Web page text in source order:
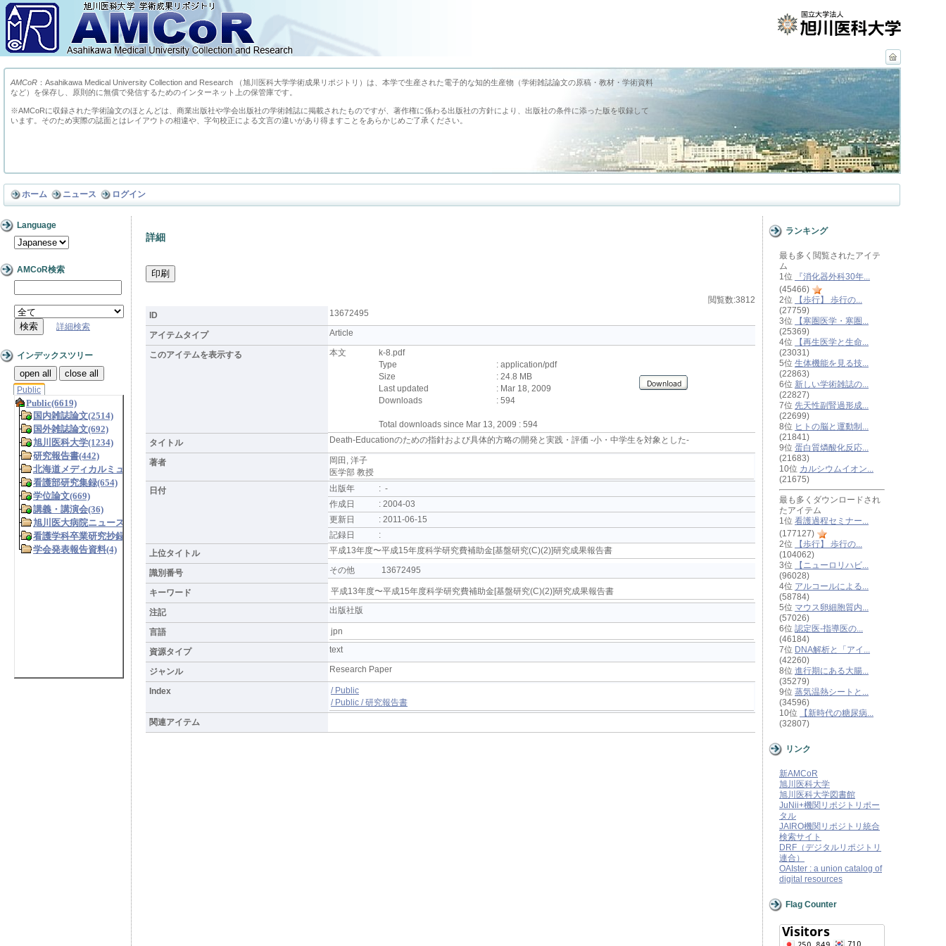
AMCoR ：Asahikawa Medical University Collection and Research （旭川医科大学学術成果リポジトリ）は、本学で生産された電子的な知的生産物（学術雑誌論文の原稿・教材・学術資料
など）を保存し、原則的に無償で発信するためのインターネット上の保管庫です。
※AMCoRに収録された学術論文のほとんどは、商業出版社や学会出版社の学術雑誌に掲載されたものですが、著作権に係わる出版社の方針により、出版社の条件に添った版を収録して
います。そのため実際の誌面とはレイアウトの相違や、字句校正による文言の違いがあり得ますことをあらかじめご了承ください。
ホーム ニュース ログイン
Language
AMCoR検索
詳細検索
インデックスツリー
open all close all
Public
詳細
閲覧数:3812
ID
13672495
アイテムタイプ Article
このアイテムを表示する 本文
k-8.pdf
Type
: application/pdf
Size
: 24.8 MB
Last updated
: Mar 18, 2009
Downloads
: 594
Total downloads since Mar 13, 2009 : 594
タイトル
Death-Educationのための指針および具体的方略の開発と実践・評価 -小・中学生を対象とした-
著者
岡田, 洋子
医学部 教授
日付
出版年
: -
作成日
: 2004-03
更新日
: 2011-06-15
記録日
:
上位タイトル
平成13年度〜平成15年度科学研究費補助金[基盤研究(C)(2)]研究成果報告書
識別番号 その他 13672495
キーワード 平成13年度〜平成15年度科学研究費補助金[基盤研究(C)(2)]研究成果報告書
注記 出版社版
言語 jpn
資源タイプ text
ジャンル Research Paper
Index
/ Public
/ Public / 研究報告書
関連アイテム
ランキング
最も多く閲覧されたアイテ
ム
1位
『消化器外科30年...
(45466)
2位
【歩行】 歩行の...
(27759)
3位
【寒圏医学・寒圏...
(25369)
4位
【再生医学と生命...
(23031)
5位 生体機能を見る技...
(22863)
6位 新しい学術雑誌の...
(22827)
7位 先天性副腎過形成...
(22699)
8位 ヒトの脳と運動制...
(21841)
9位 蛋白質燐酸化反応...
(21683)
10位 カルシウムイオン...
(21675)
最も多くダウンロードされ
たアイテム
1位 看護過程セミナー...
(177127)
2位
【歩行】 歩行の...
(104062)
3位
【ニューロリハビ...
(96028)
4位 アルコールによる...
(58784)
5位 マウス卵細胞質内...
(57026)
6位 認定医-指導医の...
(46184)
7位 DNA解析と「アイ...
(42260)
8位 進行期にある大腸...
(35279)
9位 蒸気温熱シートと...
(34596)
10位
【新時代の糖尿病...
(32807)
リンク
新AMCoR
旭川医科大学
旭川医科大学図書館
JuNii+機関リポジトリポー
タル
JAIRO機関リポジトリ統合
検索サイト
DRF（デジタルリポジトリ
連合）
OAIster : a union catalog of
digital resources
Flag Counter